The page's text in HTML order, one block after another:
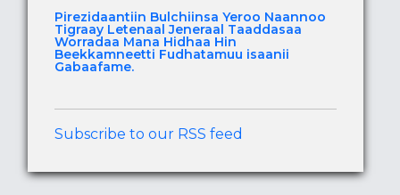
Pirezidaantiin Bulchiinsa Yeroo Naannoo
Tigraay Letenaal Jeneraal Taaddasaa
Worradaa Mana Hidhaa Hin
Beekkamneetti Fudhatamuu isaanii
Gabaafame.
Subscribe to our RSS feed